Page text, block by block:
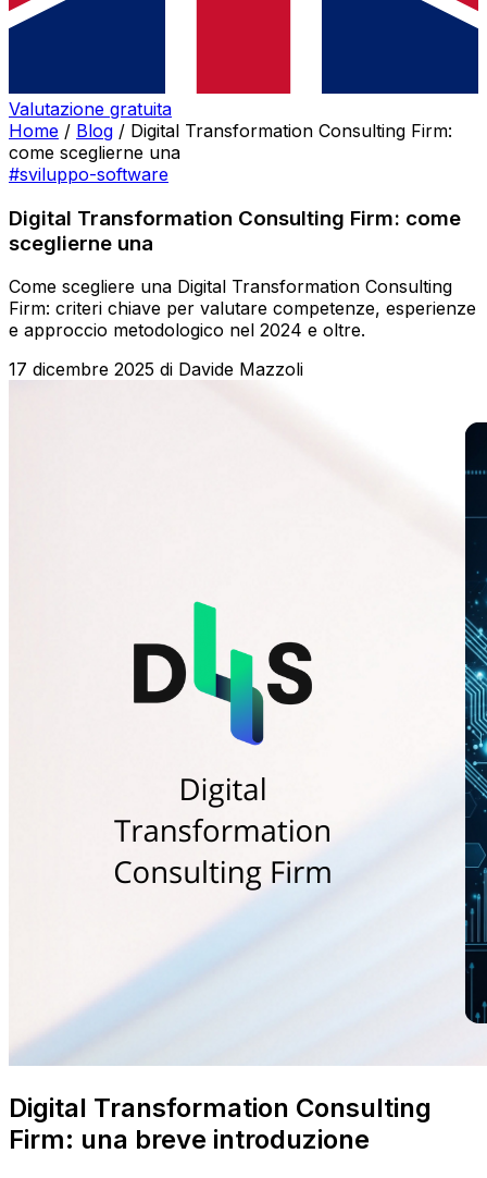
Valutazione gratuita
Home / Blog / Digital Transformation Consulting Firm:
come sceglierne una
#sviluppo-software
Digital Transformation Consulting Firm: come
sceglierne una
Come scegliere una Digital Transformation Consulting
Firm: criteri chiave per valutare competenze, esperienze
e approccio metodologico nel 2024 e oltre.
17 dicembre 2025 di Davide Mazzoli
Digital Transformation Consulting
Firm: una breve introduzione